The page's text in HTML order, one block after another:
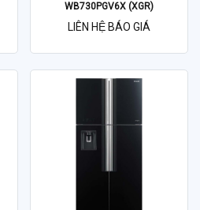
WB730PGV6X (XGR)
LIÊN HỆ BÁO GIÁ